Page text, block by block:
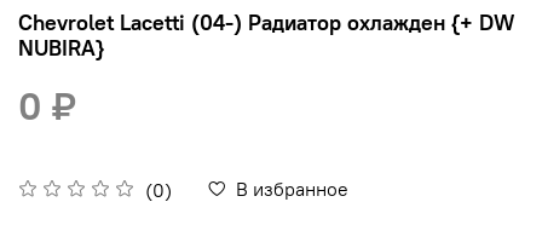
Chevrolet Lacetti (04-) Радиатор охлажден {+ DW
NUBIRA}
(0) В избранное
0 ₽